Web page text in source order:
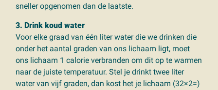
sneller opgenomen dan de laatste.
3. Drink koud water
Voor elke graad van één liter water die we drinken die
onder het aantal graden van ons lichaam ligt, moet
ons lichaam 1 calorie verbranden om dit op te warmen
naar de juiste temperatuur. Stel je drinkt twee liter
water van vijf graden, dan kost het je lichaam (32×2=)